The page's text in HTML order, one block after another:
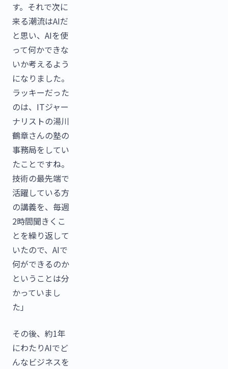
す。それで次に
来る潮流はAIだ
と思い、AIを使
って何かできな
いか考えるよう
になりました。
ラッキーだった
のは、ITジャー
ナリストの湯川
鶴章さんの塾の
事務局をしてい
たことですね。
技術の最先端で
活躍している方
の講義を、毎週
2時間聞きくこ
とを繰り返して
いたので、AIで
何ができるのか
ということは分
かっていまし
た」
その後、約1年
にわたりAIでど
んなビジネスを